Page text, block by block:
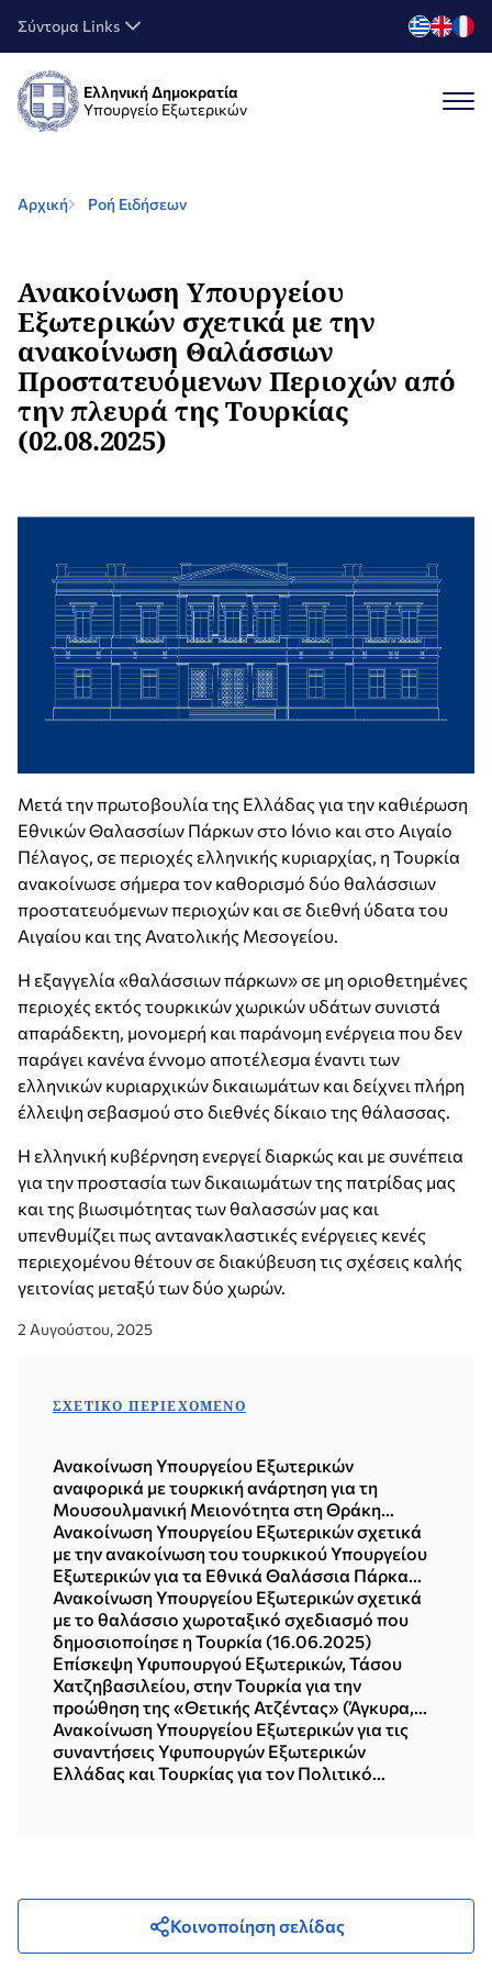
Σύντομα Links
Ελληνική Δημοκρατία
Υπουργείο Εξωτερικών
Αρχική Ροή Ειδήσεων
Ανακοίνωση Υπουργείου
Εξωτερικών σχετικά με την
ανακοίνωση Θαλάσσιων
Προστατευόμενων Περιοχών από
την πλευρά της Τουρκίας
(02.08.2025)
Μετά την πρωτοβουλία της Ελλάδας για την καθιέρωση
Εθνικών Θαλασσίων Πάρκων στο Ιόνιο και στο Αιγαίο
Πέλαγος, σε περιοχές ελληνικής κυριαρχίας, η Τουρκία
ανακοίνωσε σήμερα τον καθορισμό δύο θαλάσσιων
προστατευόμενων περιοχών και σε διεθνή ύδατα του
Αιγαίου και της Ανατολικής Μεσογείου.
Η εξαγγελία «θαλάσσιων πάρκων» σε μη οριοθετημένες
περιοχές εκτός τουρκικών χωρικών υδάτων συνιστά
απαράδεκτη, μονομερή και παράνομη ενέργεια που δεν
παράγει κανένα έννομο αποτέλεσμα έναντι των
ελληνικών κυριαρχικών δικαιωμάτων και δείχνει πλήρη
έλλειψη σεβασμού στο διεθνές δίκαιο της θάλασσας.
Η ελληνική κυβέρνηση ενεργεί διαρκώς και με συνέπεια
για την προστασία των δικαιωμάτων της πατρίδας μας
και της βιωσιμότητας των θαλασσών μας και
υπενθυμίζει πως αντανακλαστικές ενέργειες κενές
περιεχομένου θέτουν σε διακύβευση τις σχέσεις καλής
γειτονίας μεταξύ των δύο χωρών.
2 Αυγούστου, 2025
ΣΧΕΤΙΚΌ ΠΕΡΙΕΧΌΜΕΝΟ
Ανακοίνωση Υπουργείου Εξωτερικών
αναφορικά με τουρκική ανάρτηση για τη
Μουσουλμανική Μειονότητα στη Θράκη
(14.04.2026)
Ανακοίνωση Υπουργείου Εξωτερικών σχετικά
με την ανακοίνωση του τουρκικού Υπουργείου
Εξωτερικών για τα Εθνικά Θαλάσσια Πάρκα
στο Ιόνιο και το Αιγαίο Πέλαγος (21.07.2025)
Ανακοίνωση Υπουργείου Εξωτερικών σχετικά
με το θαλάσσιο χωροταξικό σχεδιασμό που
δημοσιοποίησε η Τουρκία (16.06.2025)
Επίσκεψη Υφυπουργού Εξωτερικών, Τάσου
Χατζηβασιλείου, στην Τουρκία για την
προώθηση της «Θετικής Ατζέντας» (Άγκυρα,
13.06.2025)
Ανακοίνωση Υπουργείου Εξωτερικών για τις
συναντήσεις Υφυπουργών Εξωτερικών
Ελλάδας και Τουρκίας για τον Πολιτικό
Κοινοποίηση σελίδας